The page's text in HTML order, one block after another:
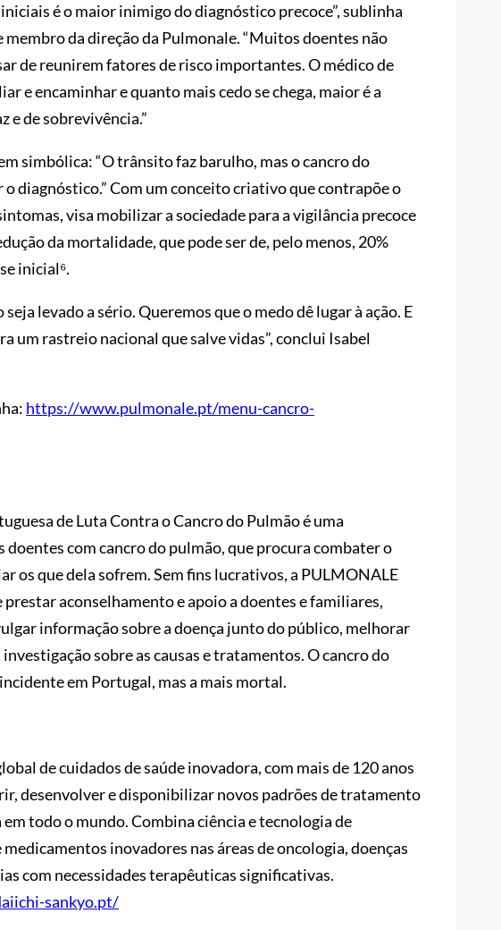
é o maior inimigo do diagnóstico precoce”, sublinha
da direção da Pulmonale. “Muitos doentes não
de reunirem fatores de risco importantes. O médico de
e encaminhar e quanto mais cedo se chega, maior é a
e de sobrevivência.”
simbólica: “O trânsito faz barulho, mas o cancro do
o diagnóstico.” Com um conceito criativo que contrapõe o
visa mobilizar a sociedade para a vigilância precoce
da mortalidade, que pode ser de, pelo menos, 20%
inicial⁶.
levado a sério. Queremos que o medo dê lugar à ação. E
um rastreio nacional que salve vidas”, conclui Isabel
https://www.pulmonale.pt/menu-cancro-
de Luta Contra o Cancro do Pulmão é uma
doentes com cancro do pulmão, que procura combater o
os que dela sofrem. Sem fins lucrativos, a PULMONALE
aconselhamento e apoio a doentes e familiares,
informação sobre a doença junto do público, melhorar
sobre as causas e tratamentos. O cancro do
em Portugal, mas a mais mortal.
de cuidados de saúde inovadora, com mais de 120 anos
desenvolver e disponibilizar novos padrões de tratamento
todo o mundo. Combina ciência e tecnologia de
inovadores nas áreas de oncologia, doenças
com necessidades terapêuticas significativas.
sankyo.pt/